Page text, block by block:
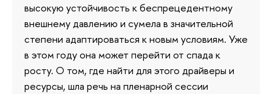
высокую устойчивость к беспрецедентному
внешнему давлению и сумела в значительной
степени адаптироваться к новым условиям. Уже
в этом году она может перейти от спада к
росту. О том, где найти для этого драйверы и
ресурсы, шла речь на пленарной сессии